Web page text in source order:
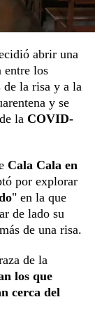
abrir una
entre los
de la risa y a la
y se
la COVID-
Cala Cala en
por explorar
" en la que
de lado su
de una risa.
de la
los que
cerca del